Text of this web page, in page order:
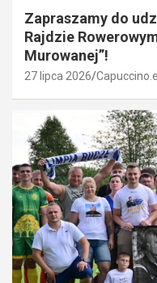
Zapraszamy do
Rajdzie
Murowanej”!
27 lipca 2026